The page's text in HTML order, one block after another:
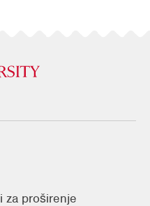
za proširenje